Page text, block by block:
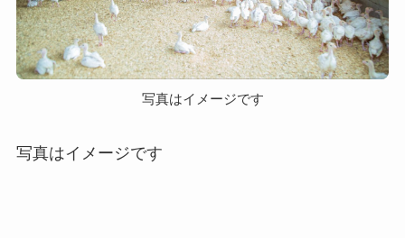
写真はイメージです
写真はイメージです